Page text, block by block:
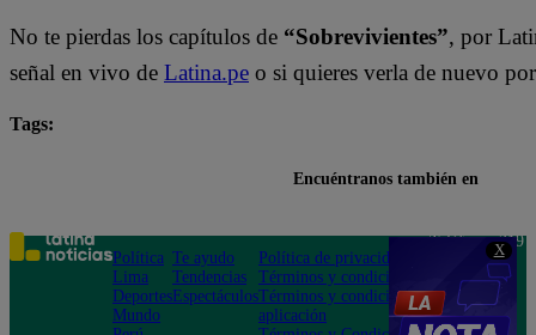
X
No te pierdas los capítulos de “Sobrevivientes”, por
señal en vivo de Latina.pe o si quieres verla de nuevo por
Tags:
Encuéntranos también en
Política
Lima
Deportes
Mundo
Te ayudo
Tendencias
Espectáculos
Política de privacidad
Términos y condiciones
Términos y condiciones
aplicación
Teléfono: 219
Av. San
Felipe 968
Jesús María